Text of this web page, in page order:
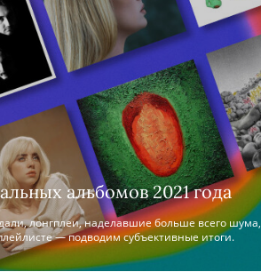
альбомов 2021 года
лонгплеи, наделавшие больше всего шума,
— подводим субъективные итоги.